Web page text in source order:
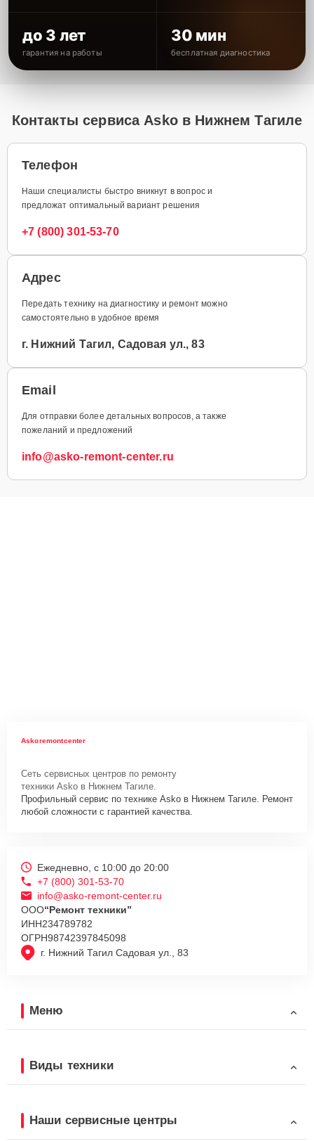
до 3 лет
гарантия на работы
30 мин
бесплатная диагностика
Контакты сервиса Asko в Нижнем Тагиле
Телефон
Наши специалисты быстро вникнут в вопрос и
предложат оптимальный вариант решения
+7 (800) 301-53-70
Адрес
Передать технику на диагностику и ремонт можно
самостоятельно в удобное время
г. Нижний Тагил, Садовая ул., 83
Email
Для отправки более детальных вопросов, а также
пожеланий и предложений
info@asko-remont-center.ru
Askoremontcenter
Сеть сервисных центров по ремонту
техники Asko в Нижнем Тагиле.
Профильный сервис по технике Asko в Нижнем Тагиле. Ремонт
любой сложности с гарантией качества.
г. Нижний Тагил Садовая ул., 83
Ежедневно, с 10:00 до 20:00
+7 (800) 301-53-70
info@asko-remont-center.ru
ООО“Ремонт техники”
ИНН234789782
ОГРН98742397845098
Меню
Виды техники
Наши сервисные центры